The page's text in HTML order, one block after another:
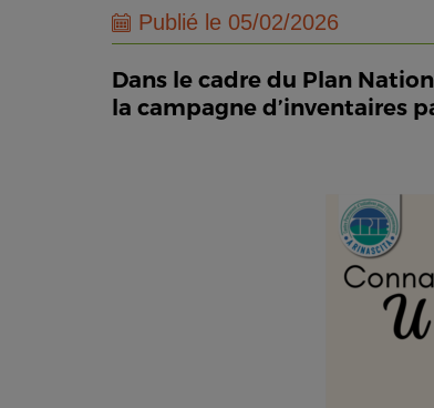
Publié le 05/02/2026
Dans le cadre du Plan
la campagne d’inventaires